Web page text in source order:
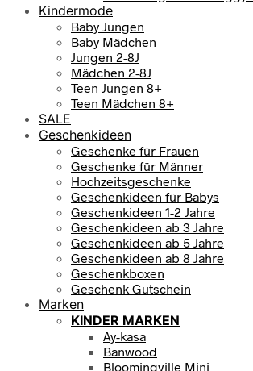
Kindermode
Baby Jungen
Baby Mädchen
Jungen 2-8J
Mädchen 2-8J
Teen Jungen 8+
Teen Mädchen 8+
SALE
Geschenkideen
Geschenke für Frauen
Geschenke für Männer
Hochzeitsgeschenke
Geschenkideen für Babys
Geschenkideen 1-2 Jahre
Geschenkideen ab 3 Jahre
Geschenkideen ab 5 Jahre
Geschenkideen ab 8 Jahre
Geschenkboxen
Geschenk Gutschein
Marken
KINDER MARKEN
Ay-kasa
Banwood
Bloomingville Mini